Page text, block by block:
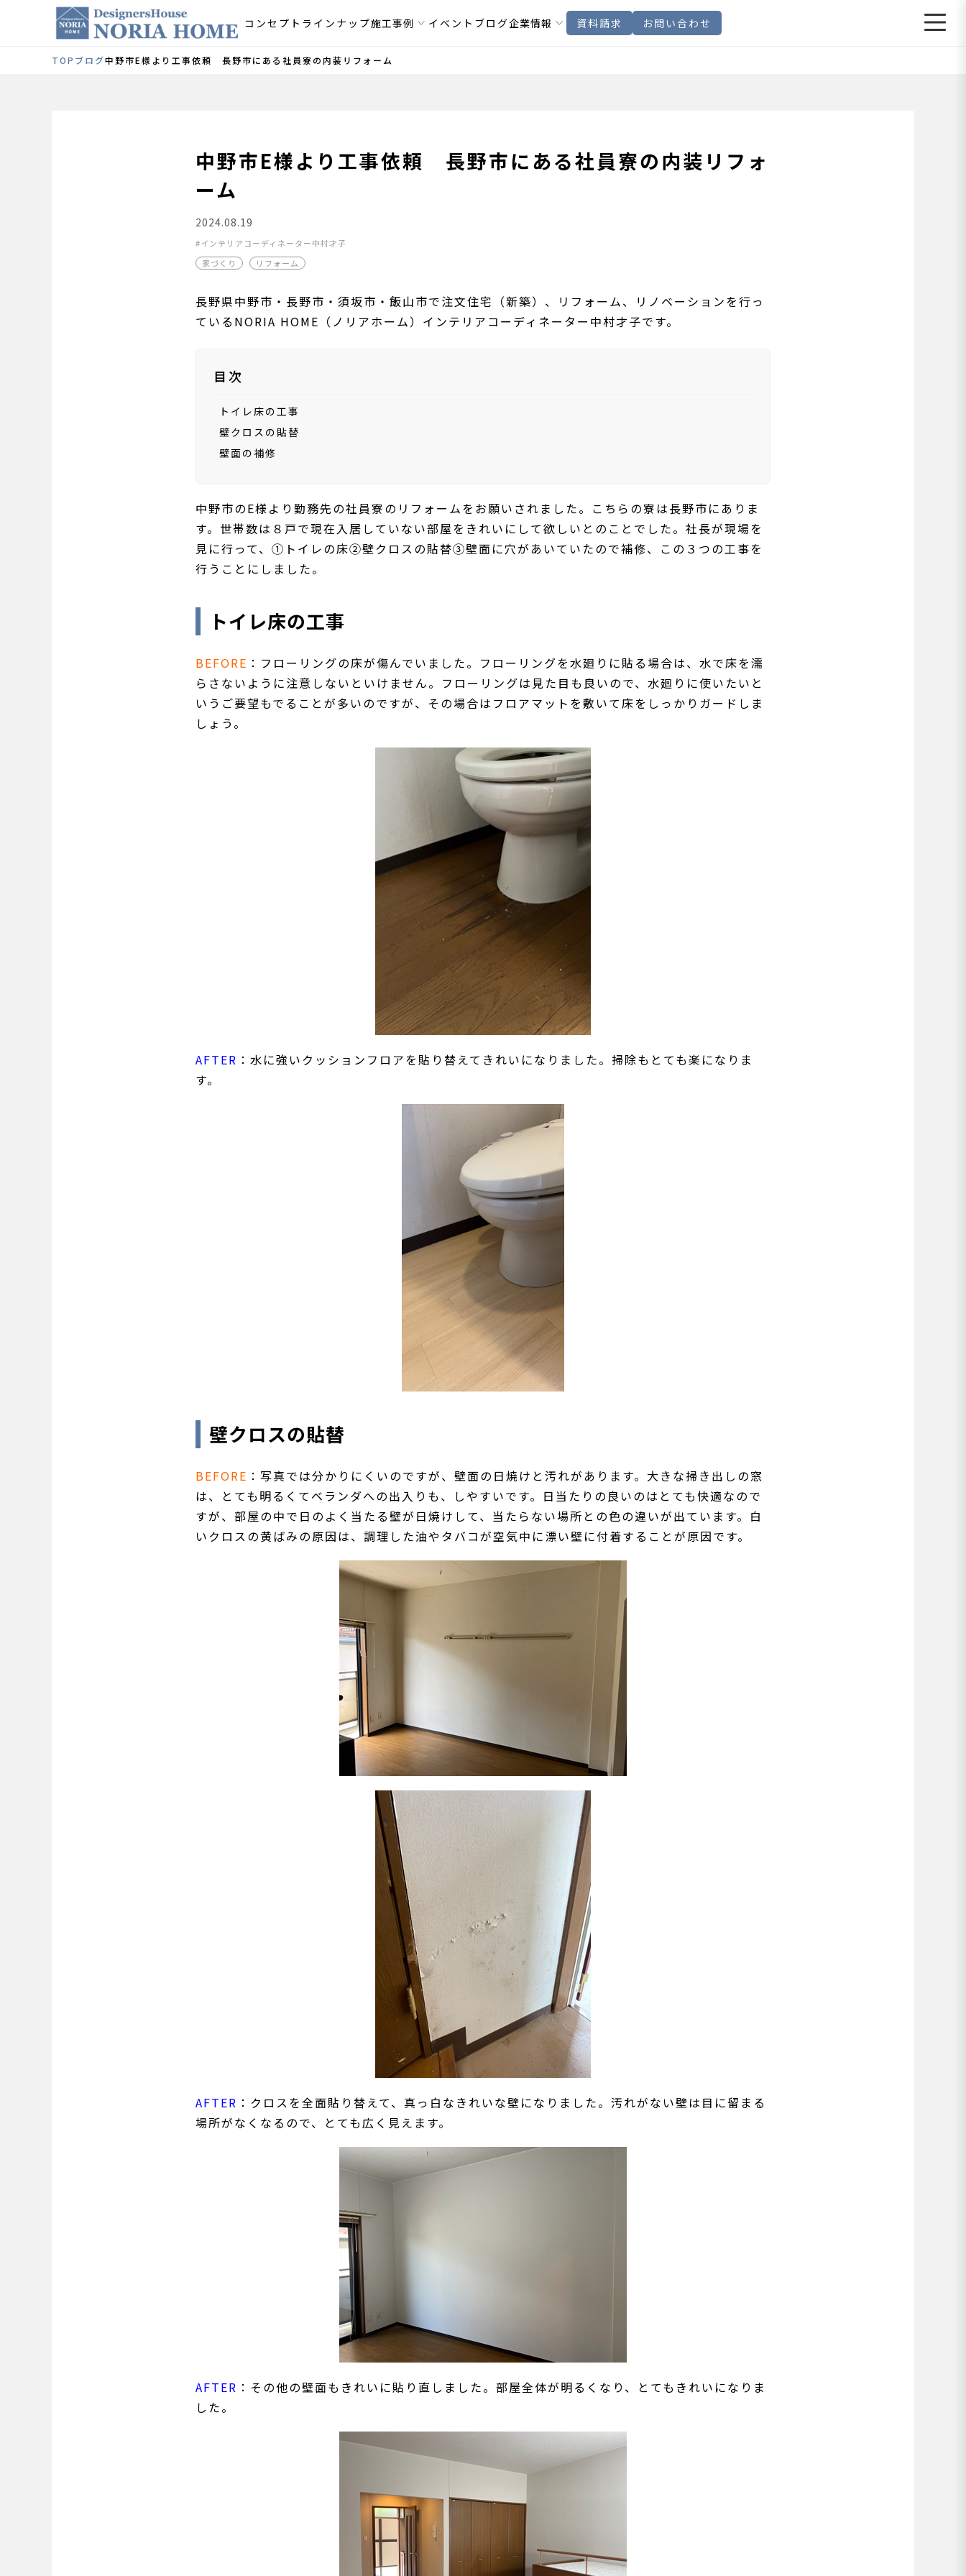
コンセプト ラインナップ施工事例 イベント ブログ企業情報 資料請求 お問い合わせ
TOP ブログ中野市E様より工事依頼 長野市にある社員寮の内装リフォーム
中野市E様より工事依頼 長野市にある社員寮の内装リフォ
ーム
2024.08.19
インテリアコーディネーター中村才子
家づくり
リフォーム
長野県中野市・長野市・須坂市・飯山市で注文住宅（新築）、リフォーム、リノベーションを行っ
ているNORIA HOME（ノリアホーム）インテリアコーディネーター中村才子です。
目次
トイレ床の工事
壁クロスの貼替
壁面の補修
中野市のE様より勤務先の社員寮のリフォームをお願いされました。こちらの寮は長野市にありま
す。世帯数は８戸で現在入居していない部屋をきれいにして欲しいとのことでした。社長が現場を
見に行って、①トイレの床②壁クロスの貼替③壁面に穴があいていたので補修、この３つの工事を
行うことにしました。
トイレ床の工事
BEFORE ：フローリングの床が傷んでいました。フローリングを水廻りに貼る場合は、水で床を濡
らさないように注意しないといけません。フローリングは見た目も良いので、水廻りに使いたいと
いうご要望もでることが多いのですが、その場合はフロアマットを敷いて床をしっかりガードしま
しょう。
AFTER ：水に強いクッションフロアを貼り替えてきれいになりました。掃除もとても楽になりま
す。
壁クロスの貼替
BEFORE ：写真では分かりにくいのですが、壁面の日焼けと汚れがあります。大きな掃き出しの窓
は、とても明るくてベランダへの出入りも、しやすいです。日当たりの良いのはとても快適なので
すが、部屋の中で日のよく当たる壁が日焼けして、当たらない場所との色の違いが出ています。白
いクロスの黄ばみの原因は、調理した油やタバコが空気中に漂い壁に付着することが原因です。
AFTER ：クロスを全面貼り替えて、真っ白なきれいな壁になりました。汚れがない壁は目に留まる
場所がなくなるので、とても広く見えます。
AFTER ：その他の壁面もきれいに貼り直しました。部屋全体が明るくなり、とてもきれいになりま
した。